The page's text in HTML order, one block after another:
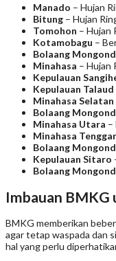
Manado – Hujan
Bitung – Hujan
Tomohon – Hujan
Kotamobagu –
Bolaang
Minahasa – Hujan
Kepulauan
Kepulauan Talaud
Minahasa Selatan
Bolaang
Minahasa Utara –
Minahasa
Bolaang
Kepulauan Sitaro
Bolaang
Imbauan
BMKG memberikan
agar tetap waspada dan
hal yang perlu